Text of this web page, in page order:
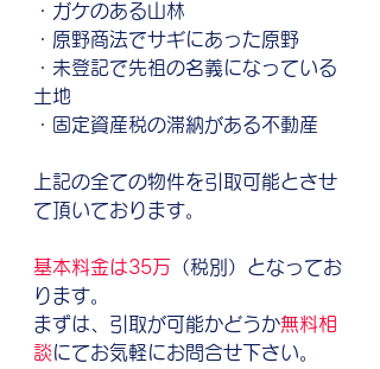
・ガケのある山林
・原野商法でサギにあった原野
・未登記で先祖の名義になっている
土地
・固定資産税の滞納がある不動産
上記の全ての物件を引取可能とさせ
て頂いております。
基本料金は35万
（税別）となってお
ります。
まずは、引取が可能かどうか無料相
談にてお気軽にお問合せ下さい。